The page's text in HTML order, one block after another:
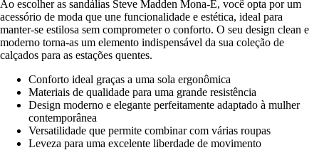
Ao escolher as sandálias Steve Madden Mona-E, você opta por um
acessório de moda que une funcionalidade e estética, ideal para
manter-se estilosa sem comprometer o conforto. O seu design clean e
moderno torna-as um elemento indispensável da sua coleção de
calçados para as estações quentes.
Conforto ideal graças a uma sola ergonômica
Materiais de qualidade para uma grande resistência
Design moderno e elegante perfeitamente adaptado à mulher
contemporânea
Versatilidade que permite combinar com várias roupas
Leveza para uma excelente liberdade de movimento